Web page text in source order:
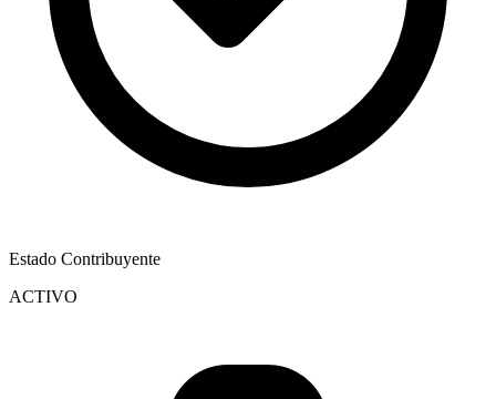
Estado Contribuyente
ACTIVO